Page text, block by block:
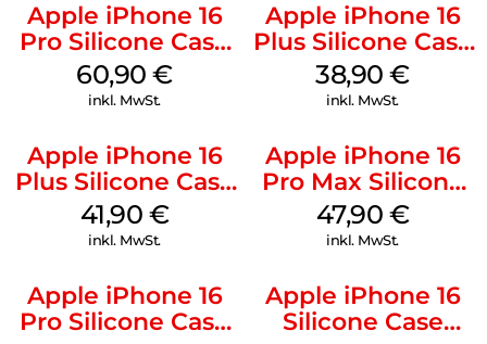
Apple iPhone 16
Pro Silicone Case
MagSafe Stone
Gray
60,90€
inkl. MwSt.
Apple iPhone 16
Plus Silicone Case
MagSafe Denim
38,90€
inkl. MwSt.
Apple iPhone 16
Plus Silicone Case
MagSafe Stone
Gray
41,90 €
inkl. MwSt.
Apple iPhone 16
Pro Max Silicone
Case MagSafe
Black
47,90 €
inkl. MwSt.
Apple iPhone 16
Pro Silicone Case
Apple iPhone 16
Silicone Case